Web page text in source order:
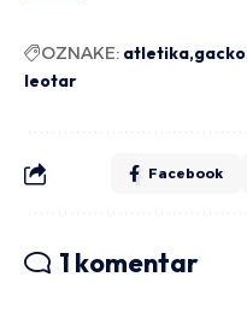
OZNAKE: atletika gacko
leotar
Facebook
1 komentar